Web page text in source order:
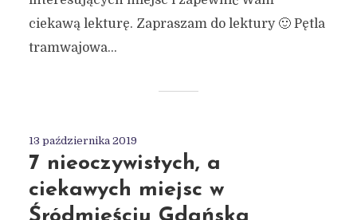
ciekawą lekturę. Zapraszam do lektury 🙂 Pętla
tramwajowa...
13 października 2019
7 nieoczywistych, a
ciekawych miejsc w